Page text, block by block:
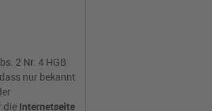
2 Nr. 4 HGB
nur bekannt
die Internetseite